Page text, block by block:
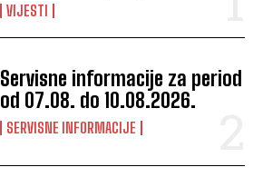
VIJESTI
Servisne informacije za period
od 07.08. do 10.08.2026.
SERVISNE INFORMACIJE